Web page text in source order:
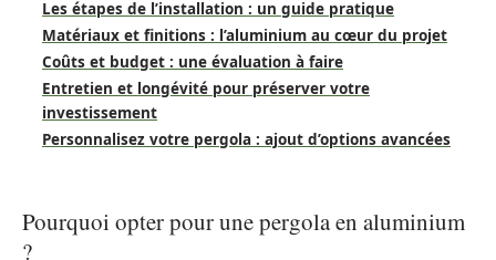
Les étapes de l’installation : un guide pratique
Matériaux et finitions : l’aluminium au cœur du projet
Coûts et budget : une évaluation à faire
Entretien et longévité pour préserver votre
investissement
Personnalisez votre pergola : ajout d’options avancées
Pourquoi opter pour une pergola en aluminium
?